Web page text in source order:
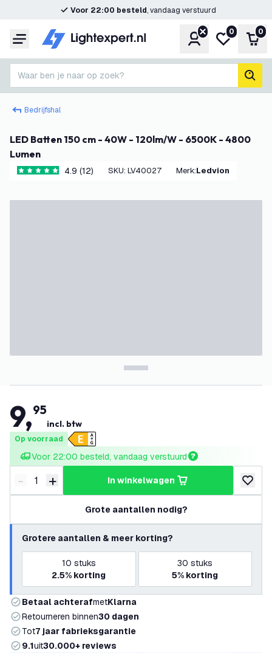
Voor 22:00 besteld, vandaag verstuurd
Menu Account
Mijn
0 0
Waar ben je naar op zoek?
Bedrijfshal
LED Batten 150 cm - 40W - 120lm/W - 6500K - 4800
Lumen
4.9 score sterren
4.9 (12) SKU: LV40027 Merk: Ledvion
9,95
incl. btw
Op voorraad
Voor 22:00 besteld, vandaag verstuurd
Verminder hoeveelheid
- Verhoog hoeveelheid
+ in winkelwagen
Grote aantallen nodig?
Grotere aantallen & meer korting?
10 stuks
2.5% korting
30 stuks
5% korting
Betaal achterafmetKlarna
Retourneren binnen30 dagen
Tot7 jaar fabrieksgarantie
9.1uit30.000+ reviews